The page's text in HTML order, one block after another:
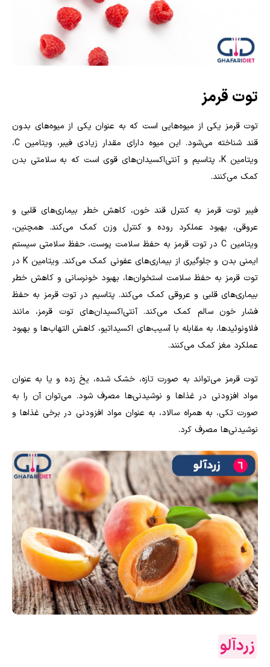
توت قرمز
توت قرمز یکی از میوه‌هایی است که به عنوان یکی از میوه‌های بدون
قند شناخته می‌شود. این میوه دارای مقدار زیادی فیبر، ویتامین C،
ویتامین K، پتاسیم و آنتی‌اکسیدان‌های قوی است که به سلامتی بدن
کمک می‌کنند.
فیبر توت قرمز به کنترل قند خون، کاهش خطر بیماری‌های قلبی و
عروقی، بهبود عملکرد روده و کنترل وزن کمک می‌کند. همچنین،
ویتامین C در توت قرمز به حفظ سلامت پوست، حفظ سلامتی سیستم
ایمنی بدن و جلوگیری از بیماری‌های عفونی کمک می‌کند. ویتامین K در
توت قرمز به حفظ سلامت استخوان‌ها، بهبود خونرسانی و کاهش خطر
بیماری‌های قلبی و عروقی کمک می‌کند. پتاسیم در توت قرمز به حفظ
فشار خون سالم کمک می‌کند. آنتی‌اکسیدان‌های توت قرمز، مانند
فلاونوئیدها، به مقابله با آسیب‌های اکسیداتیو، کاهش التهاب‌ها و بهبود
عملکرد مغز کمک می‌کنند.
توت قرمز می‌تواند به صورت تازه، خشک شده، یخ زده و یا به عنوان
مواد افزودنی در غذاها و نوشیدنی‌ها مصرف شود. می‌توان آن را به
صورت تکی، به همراه سالاد، به عنوان مواد افزودنی در برخی غذاها و
نوشیدنی‌ها مصرف کرد.
زردآلو